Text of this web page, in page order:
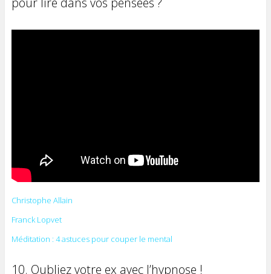
Christophe Allain
Franck Lopvet
Méditation : 4 astuces pour couper le mental
10. Oubliez votre ex avec l’hypnose !